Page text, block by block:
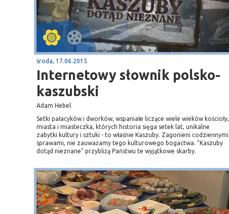
środa, 17.06.2015
Internetowy słownik polsko-
kaszubski
Adam Hebel
Setki pałacyków i dworków, wspaniałe liczące wiele wieków kościoły,
miasta i miasteczka, których historia sięga setek lat, unikalne
zabytki kultury i sztuki - to właśnie Kaszuby. Zagonieni codziennymi
sprawami, nie zauważamy tego kulturowego bogactwa. "Kaszuby
dotąd nieznane" przybliżą Państwu te wyjątkowe skarby.
Sopot